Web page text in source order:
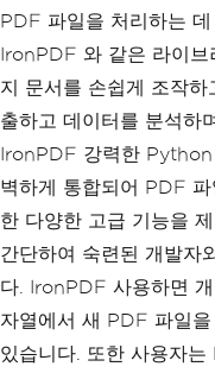
PDF 파일을 처리하는
IronPDF 와 같은 라이브
지 문서를 손쉽게 조작
출하고 데이터를 분석하
IronPDF 강력한
벽하게 통합되어 PDF
한 다양한 고급 기능을
간단하여 숙련된 개발자
다. IronPDF 사용하면
자열에서 새 PDF 파일
있습니다. 또한 사용자